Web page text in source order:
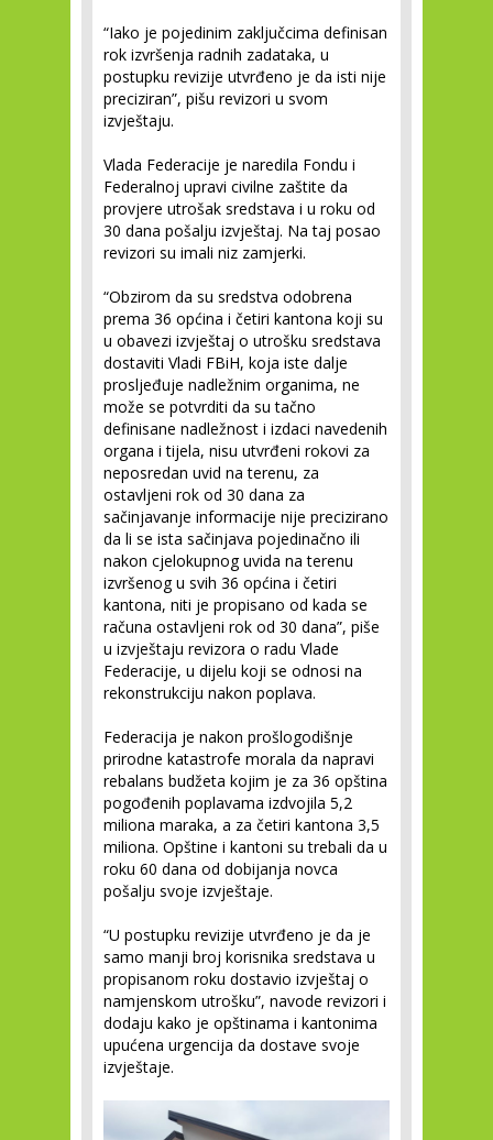
“Iako je pojedinim zaključcima definisan
rok izvršenja radnih zadataka, u
postupku revizije utvrđeno je da isti nije
preciziran”, pišu revizori u svom
izvještaju.
Vlada Federacije je naredila Fondu i
Federalnoj upravi civilne zaštite da
provjere utrošak sredstava i u roku od
30 dana pošalju izvještaj. Na taj posao
revizori su imali niz zamjerki.
“Obzirom da su sredstva odobrena
prema 36 općina i četiri kantona koji su
u obavezi izvještaj o utrošku sredstava
dostaviti Vladi FBiH, koja iste dalje
prosljeđuje nadležnim organima, ne
može se potvrditi da su tačno
definisane nadležnost i izdaci navedenih
organa i tijela, nisu utvrđeni rokovi za
neposredan uvid na terenu, za
ostavljeni rok od 30 dana za
sačinjavanje informacije nije precizirano
da li se ista sačinjava pojedinačno ili
nakon cjelokupnog uvida na terenu
izvršenog u svih 36 općina i četiri
kantona, niti je propisano od kada se
računa ostavljeni rok od 30 dana”, piše
u izvještaju revizora o radu Vlade
Federacije, u dijelu koji se odnosi na
rekonstrukciju nakon poplava.
Federacija je nakon prošlogodišnje
prirodne katastrofe morala da napravi
rebalans budžeta kojim je za 36 opština
pogođenih poplavama izdvojila 5,2
miliona maraka, a za četiri kantona 3,5
miliona. Opštine i kantoni su trebali da u
roku 60 dana od dobijanja novca
pošalju svoje izvještaje.
“U postupku revizije utvrđeno je da je
samo manji broj korisnika sredstava u
propisanom roku dostavio izvještaj o
namjenskom utrošku”, navode revizori i
dodaju kako je opštinama i kantonima
upućena urgencija da dostave svoje
izvještaje.